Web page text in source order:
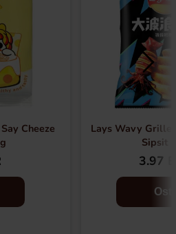
Cheeze
Lays Wavy
Sipsit
3.97